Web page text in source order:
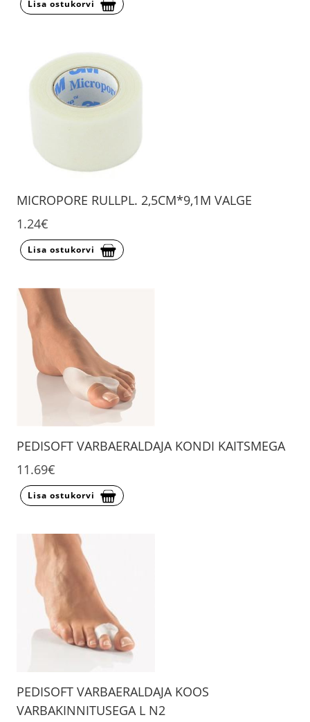
Lisa ostukorvi
MICROPORE RULLPL. 2,5CM*9,1M VALGE
1.24€
Lisa ostukorvi
PEDISOFT VARBAERALDAJA KONDI KAITSMEGA
11.69€
Lisa ostukorvi
PEDISOFT VARBAERALDAJA KOOS
VARBAKINNITUSEGA L N2